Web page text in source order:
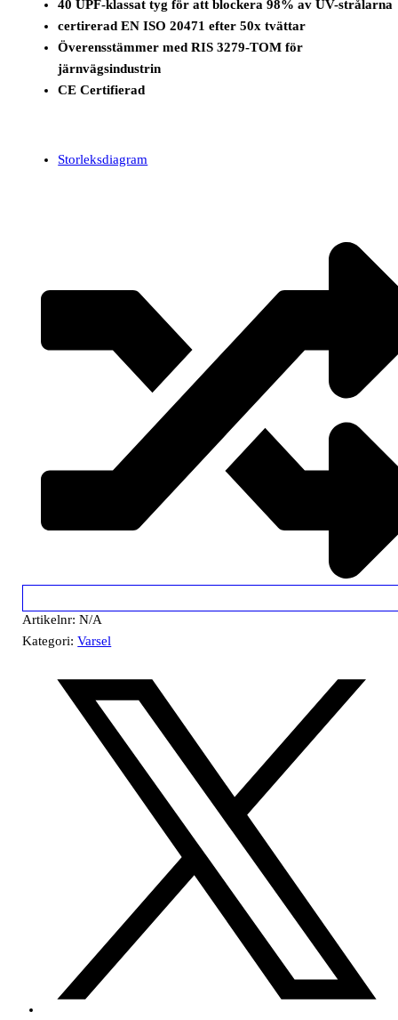
40 UPF-klassat tyg för att blockera 98% av UV-strålarna
certirerad EN ISO 20471 efter 50x tvättar
Överensstämmer med RIS 3279-TOM för
järnvägsindustrin
CE Certifierad
Storleksdiagram
Artikelnr:N/A
Kategori:Varsel